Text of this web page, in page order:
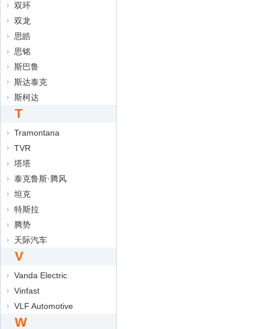
双环
双龙
思皓
思铭
斯巴鲁
斯达泰克
斯柯达
T
Tramontana
TVR
塔塔
泰克鲁斯·腾风
坦克
特斯拉
腾势
天际汽车
V
Vanda Electric
Vinfast
VLF Automotive
W